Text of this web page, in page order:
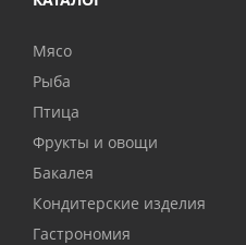
Мясо
Рыба
Птица
Фрукты и овощи
Бакалея
Кондитерские изделия
Гастрономия